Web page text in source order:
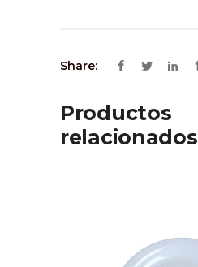
Share:
Productos
relacionados